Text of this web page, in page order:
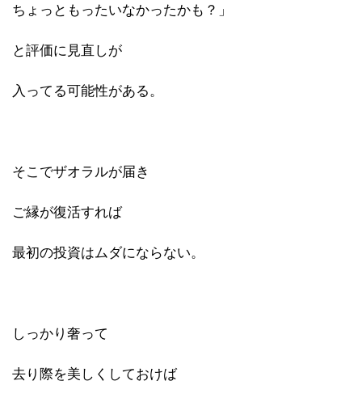
ちょっともったいなかったかも？」
と評価に見直しが
入ってる可能性がある。
そこでザオラルが届き
ご縁が復活すれば
最初の投資はムダにならない。
しっかり奢って
去り際を美しくしておけば